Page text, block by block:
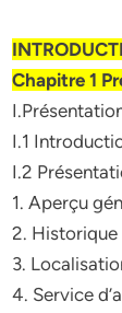
Chapitre 1
I.1
I.2
1. Aperçu
2. Historique
3.
4. Service